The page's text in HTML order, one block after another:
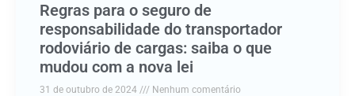
Regras para o seguro de
responsabilidade do transportador
rodoviário de cargas: saiba o que
mudou com a nova lei
31 de outubro de 2024 Nenhum comentário